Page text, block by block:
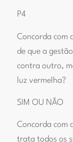
P4
Concorda com
de que a
contra outro,
luz vermelha?
SIM OU NÃO
Concorda com
trata todos os